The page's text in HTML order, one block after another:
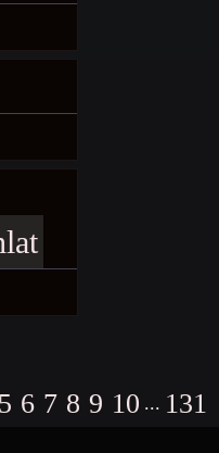
5 6 7 8 9 10 ... 131